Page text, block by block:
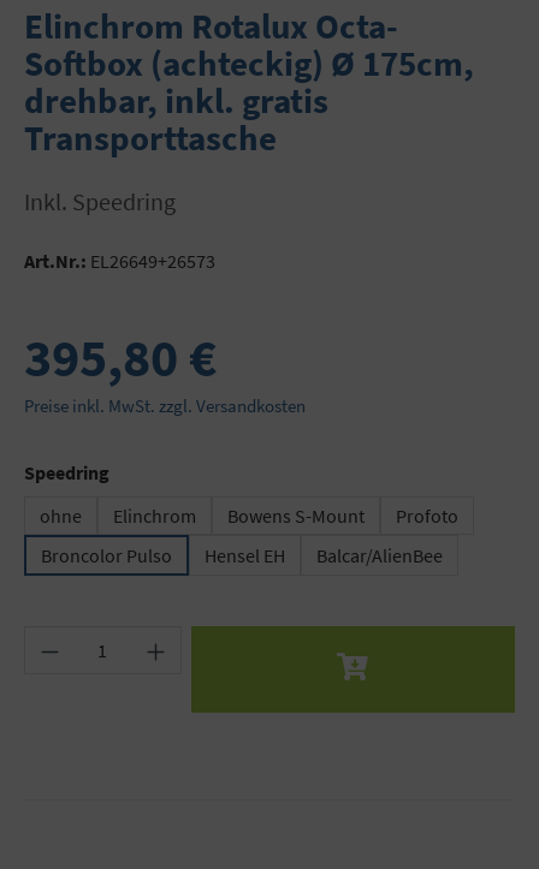
Elinchrom Rotalux Octa-
Softbox (achteckig) Ø 175cm,
drehbar, inkl. gratis
Transporttasche
inkl. Speedring
Art.Nr.: EL26649+26573
395,80 €
Preise inkl. MwSt. zzgl. Versandkosten
Speedring
ohne
Elinchrom Bowens S-Mount
Profoto
Broncolor Pulso
Hensel EH Balcar/AlienBee
Produkt Anzahl: Gib den gewünschten Wert